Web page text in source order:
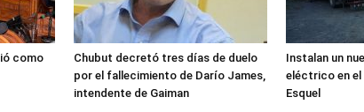
como
Chubut decretó tres días de duelo
por el fallecimiento de Darío James,
intendente de Gaiman
Instalan un
eléctrico en
Esquel